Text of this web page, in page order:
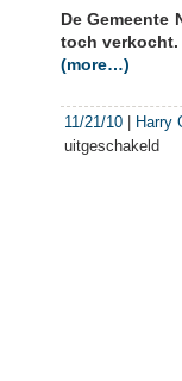
De Gemeente
toch verkocht.
(more…)
11/21/10
Harry
uitgeschakeldvoor